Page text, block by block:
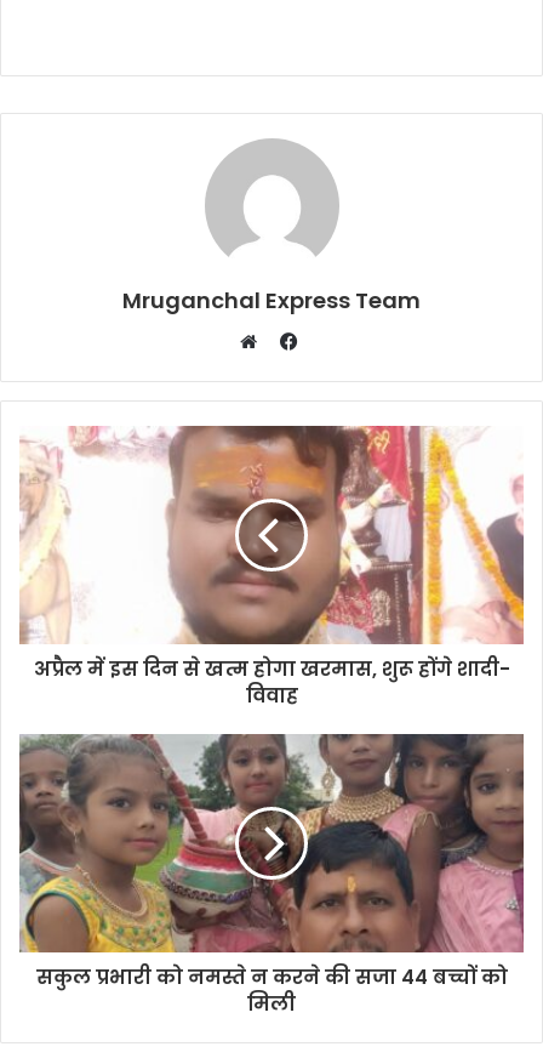
Mruganchal Express Team
Facebook
अप्रैल में इस दिन से खत्म होगा खरमास, शुरू होंगे शादी-
विवाह
सकुल प्रभारी को नमस्ते न करने की सजा 44 बच्चों को
मिली